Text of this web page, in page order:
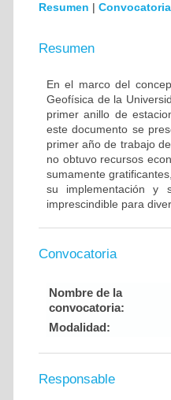
Resumen | Convocatoria
Resumen
En el marco del
Geofísica de la
primer anillo de
este documento se
primer año de trabajo
no obtuvo recursos
sumamente
su implementación y
imprescindible para
Convocatoria
Nombre de la
convocatoria:
Modalidad:
Responsable